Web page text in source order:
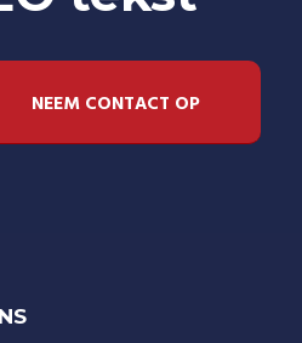
NEEM CONTACT OP